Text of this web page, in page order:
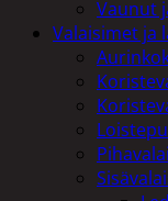
Vaunut
Valaisimet ja